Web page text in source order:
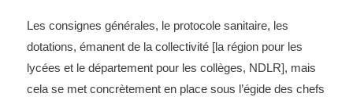
Les consignes générales, le protocole sanitaire, les
dotations, émanent de la collectivité [la région pour les
lycées et le département pour les collèges, NDLR], mais
cela se met concrètement en place sous l’égide des chefs